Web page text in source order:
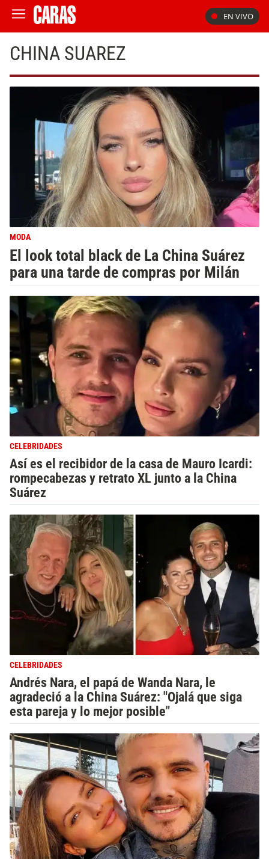
EN VIVO
CHINA SUAREZ
MODA
El look total black de La China Suárez
para una tarde de compras por Milán
CELEBRIDADES
Así es el recibidor de la casa de Mauro Icardi:
rompecabezas y retrato XL junto a la China
Suárez
CELEBRIDADES
Andrés Nara, el papá de Wanda Nara, le
agradeció a la China Suárez: "Ojalá que siga
esta pareja y lo mejor posible"